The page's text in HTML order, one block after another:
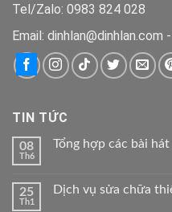
Tel/Zalo: 0983 824 028
Email:
TIN TỨC
08
Th6
Tổng hợp các bài
25
Th1
Dịch vụ sửa chữa